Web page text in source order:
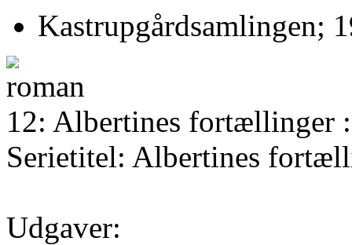
Kastrupgårdsamlingen;
12: Albertines fortællinger
Serietitel: Albertines
Udgaver: